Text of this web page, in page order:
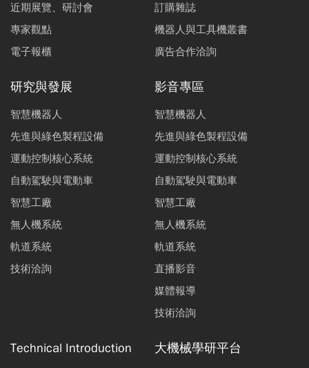
近期展覽、研討會
專家觀點
電子報櫃
訂購雜誌
機器人與工具機叢書
廣告合作洽詢
研究與發展
智慧機器人
先進與綠色製程設備
運動控制核心系統
自動駕駛與電動車
智慧工廠
無人機系統
軌道系統
技術洽詢
影音專區
智慧機器人
先進與綠色製程設備
運動控制核心系統
自動駕駛與電動車
智慧工廠
無人機系統
軌道系統
直播影音
媒體報導
技術洽詢
Technical Introduction 大機械學研平台